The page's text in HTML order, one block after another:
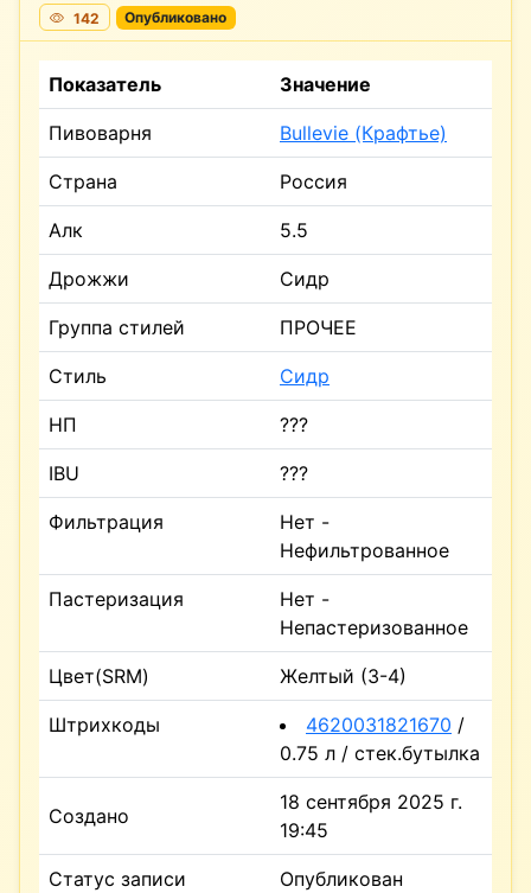
142 Опубликовано
Показатель Значение
Пивоварня Bullevie (Крафтье)
Страна Россия
Алк 5.5
Дрожжи Сидр
Группа стилей ПРОЧЕЕ
Стиль Сидр
НП ???
IBU ???
Фильтрация
Нет -
Нефильтрованное
Пастеризация
Нет -
Непастеризованное
Цвет(SRM) Желтый (3-4)
Штрихкоды 4620031821670 /
0.75 л / стек.бутылка
Создано
18 сентября 2025 г.
19:45
Статус записи Опубликован